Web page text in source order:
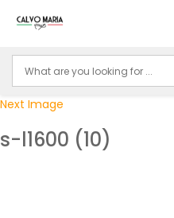
Next Image
s-l1600 (10)